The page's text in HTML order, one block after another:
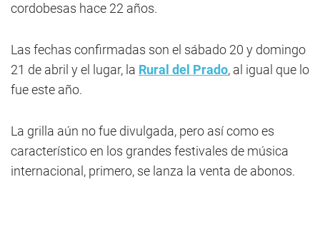
cordobesas hace 22 años.
Las fechas confirmadas son el sábado 20 y domingo
21 de abril y el lugar, la Rural del Prado, al igual que lo
fue este año.
La grilla aún no fue divulgada, pero así como es
característico en los grandes festivales de música
internacional, primero, se lanza la venta de abonos.